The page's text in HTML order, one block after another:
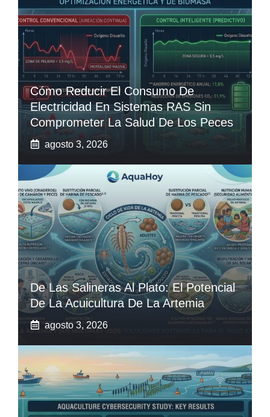
Cómo Reducir El Consumo De
Electricidad En Sistemas RAS Sin
Comprometer La Salud De Los Peces
agosto 3, 2026
De Las Salineras Al Plato: El Potencial
De La Acuicultura De La Artemia
agosto 3, 2026